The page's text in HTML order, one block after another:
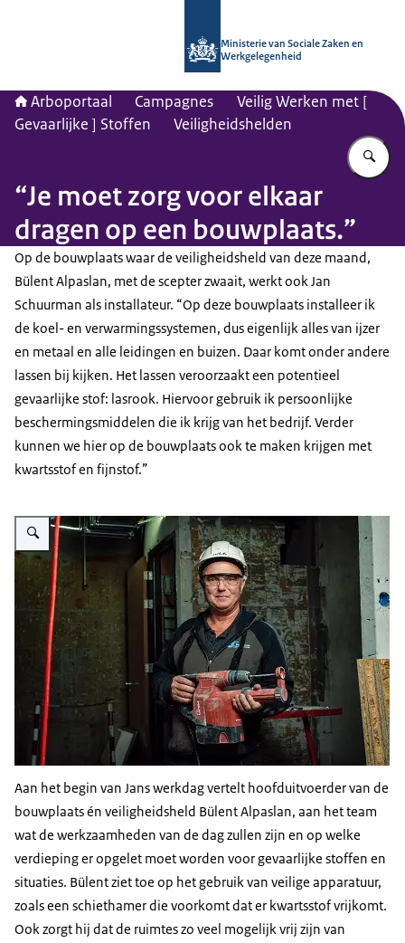
Ministerie van Sociale Zaken en
Werkgelegenheid
Arboportaal Campagnes
Veilig Werken met [
Gevaarlijke ] Stoffen
Veiligheidshelden
“Je moet zorg voor elkaar
dragen op een bouwplaats.”
Op de bouwplaats waar de veiligheidsheld van deze maand,
Bülent Alpaslan, met de scepter zwaait, werkt ook Jan
Schuurman als installateur. “Op deze bouwplaats installeer ik
de koel- en verwarmingssystemen, dus eigenlijk alles van ijzer
en metaal en alle leidingen en buizen. Daar komt onder andere
lassen bij kijken. Het lassen veroorzaakt een potentieel
gevaarlijke stof: lasrook. Hiervoor gebruik ik persoonlijke
beschermingsmiddelen die ik krijg van het bedrijf. Verder
kunnen we hier op de bouwplaats ook te maken krijgen met
kwartsstof en fijnstof.”
Vergroot afbeelding Jan Schuurman (415x277)
Aan het begin van Jans werkdag vertelt hoofduitvoerder van de
bouwplaats én veiligheidsheld Bülent Alpaslan, aan het team
wat de werkzaamheden van de dag zullen zijn en op welke
verdieping er opgelet moet worden voor gevaarlijke stoffen en
situaties. Bülent ziet toe op het gebruik van veilige apparatuur,
zoals een schiethamer die voorkomt dat er kwartsstof vrijkomt.
Ook zorgt hij dat de ruimtes zo veel mogelijk vrij zijn van